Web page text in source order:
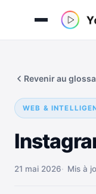
contenu
WEB &
Revenir au
21 mai 2026 Mis à